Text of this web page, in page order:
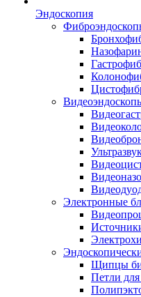
Эндоскопия
Электронные
Щипцы
Петли